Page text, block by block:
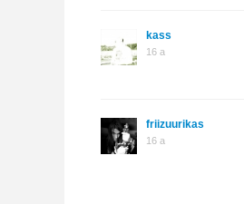
kass
16 a
friizuurikas
16 a